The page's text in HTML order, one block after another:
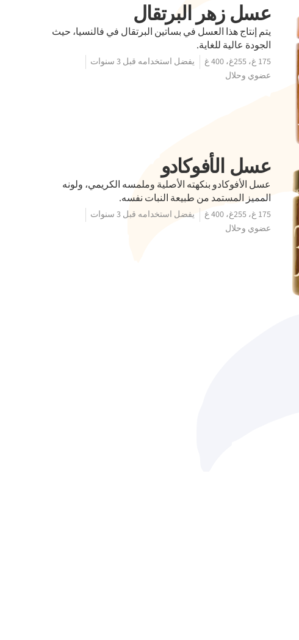
عسل زهر البرتقال
يتم إنتاج هذا العسل في بساتين البرتقال في فالنسيا، حيث
الجودة عالية للغاية.
175 غ، 255غ، 400 غ
يفضل استخدامه قبل 3 سنوات
عضوي وحلال
عسل الأفوكادو
عسل الأفوكادو بنكهته الأصلية وملمسه الكريمي، ولونه
المميز المستمد من طبيعة النبات نفسه.
175 غ، 255غ، 400 غ
يفضل استخدامه قبل 3 سنوات
عضوي وحلال